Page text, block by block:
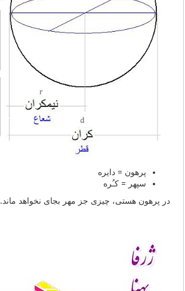
پرهون = دایره
سپهر = کـُره
در پرهون هستی، چیزی جز مهر بجای نخواهد ماند.